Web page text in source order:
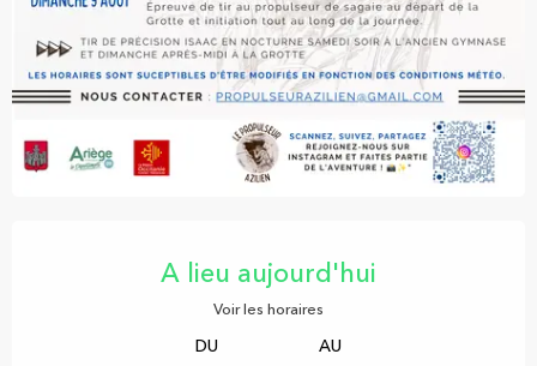
A lieu aujourd'hui
Voir les horaires
DU AU